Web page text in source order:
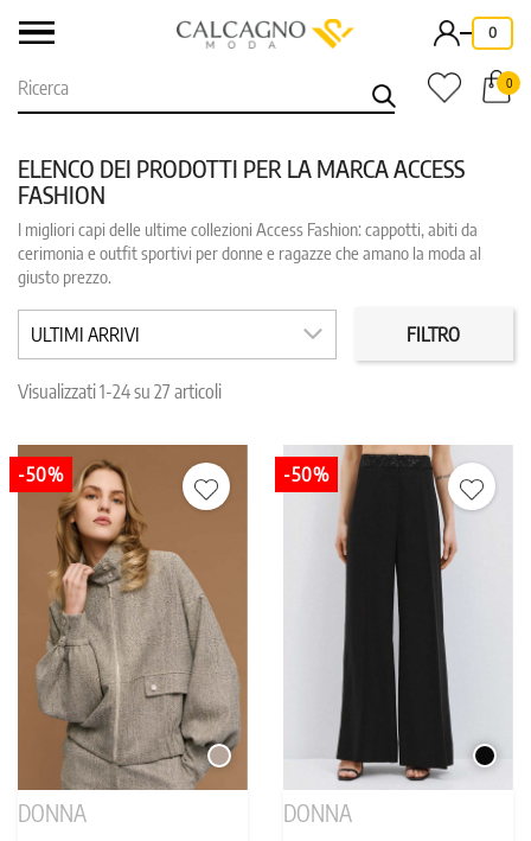
- 0
0
ELENCO DEI PRODOTTI PER LA MARCA ACCESS
FASHION
CLEAR
categorie: donna
CATEGORIE PREZZO
COLORE
REPARTO IN PROMO
I migliori capi delle ultime collezioni Access Fashion: cappotti, abiti da
cerimonia e outfit sportivi per donne e ragazze che amano la moda al
giusto prezzo.
ULTIMI ARRIVI FILTRO
Visualizzati 1-24 su 27 articoli
TORTORA
DONNA
-50%
NERO
DONNA
-50%